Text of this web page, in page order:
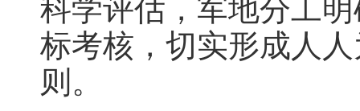
标考核，切实形成人
则。